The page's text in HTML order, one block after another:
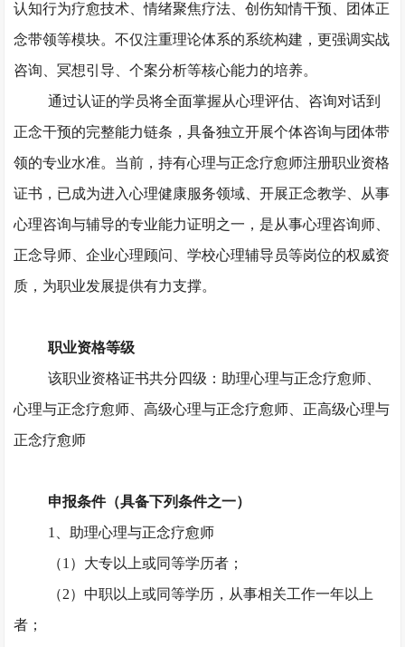
认知行为疗愈技术、情绪聚焦疗法、创伤知情干预、团体正
念带领等模块。不仅注重理论体系的系统构建，更强调实战
咨询、冥想引导、个案分析等核心能力的培养。
通过认证的学员将全面掌握从心理评估、咨询对话到
正念干预的完整能力链条，具备独立开展个体咨询与团体带
领的专业水准。当前，持有心理与正念疗愈师注册职业资格
证书，已成为进入心理健康服务领域、开展正念教学、从事
心理咨询与辅导的专业能力证明之一，是从事心理咨询师、
正念导师、企业心理顾问、学校心理辅导员等岗位的权威资
质，为职业发展提供有力支撑。
职业资格等级
该职业资格证书共分四级：助理心理与正念疗愈师、
心理与正念疗愈师、高级心理与正念疗愈师、正高级心理与
正念疗愈师
申报条件（具备下列条件之一）
1、助理心理与正念疗愈师
（1）大专以上或同等学历者；
（2）中职以上或同等学历，从事相关工作一年以上
者；